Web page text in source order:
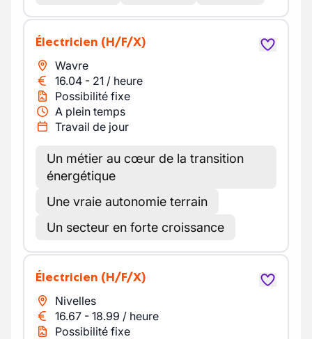
Électricien (H/F/X)
Wavre
16.04 - 21 / heure
Possibilité fixe
A plein temps
Travail de jour
Un métier au cœur de la transition
énergétique
Une vraie autonomie terrain
Un secteur en forte croissance
Électricien (H/F/X)
Nivelles
16.67 - 18.99 / heure
Possibilité fixe